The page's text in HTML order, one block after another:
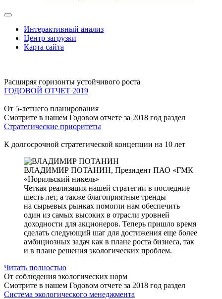
Интерактивный анализ
Центр загрузки
Карта сайта
Расширяя горизонты устойчивого роста
ГОДОВОЙ ОТЧЕТ 2019
От 5-летнего планирования
Смотрите в нашем Годовом отчете за 2018 год раздел
Стратегические приоритеты
К долгосрочной стратегической концепции на 10 лет
ВЛАДИМИР ПОТАНИН, Президент ПАО «ГМК
«Норильский никель»
Четкая реализация нашей стратегии в последние
шесть лет, а также благоприятные тренды
на сырьевых рынках помогли нам обеспечить
один из самых высоких в отрасли уровней
доходности для акционеров. Теперь пришло время
сделать следующий шаг для достижения еще более
амбициозных задач как в плане роста бизнеса, так
и в плане решения экологических проблем.
Читать полностью
От соблюдения экологических норм
Смотрите в нашем Годовом отчете за 2018 год раздел
Система экологического менеджмента